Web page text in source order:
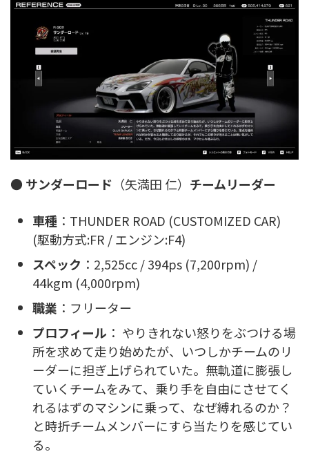
● サンダーロード （矢満田 仁） チームリーダー
車種 ：THUNDER ROAD (CUSTOMIZED CAR)
(駆動方式:FR / エンジン:F4)
スペック ：2,525cc / 394ps (7,200rpm) /
44kgm (4,000rpm)
職業 ：フリーター
プロフィール ： やりきれない怒りをぶつける場
所を求めて走り始めたが、いつしかチームのリ
ーダーに担ぎ上げられていた。無軌道に膨張し
ていくチームをみて、乗り手を自由にさせてく
れるはずのマシンに乗って、なぜ縛れるのか？
と時折チームメンバーにすら当たりを感じてい
る。